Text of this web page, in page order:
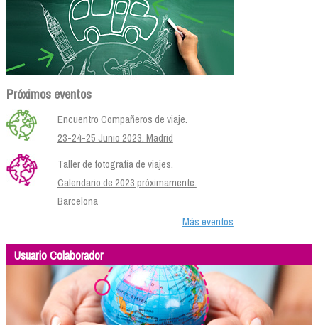
Próximos eventos
Encuentro Compañeros de viaje.
23-24-25 Junio 2023. Madrid
Taller de fotografía de viajes.
Calendario de 2023 próximamente.
Barcelona
Más eventos
Usuario Colaborador